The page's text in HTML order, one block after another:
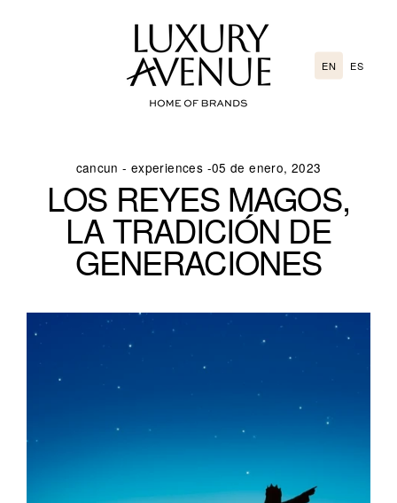
EN ES
cancun - experiences -05 de enero, 2023
LOS REYES MAGOS,
LA TRADICIÓN DE
GENERACIONES